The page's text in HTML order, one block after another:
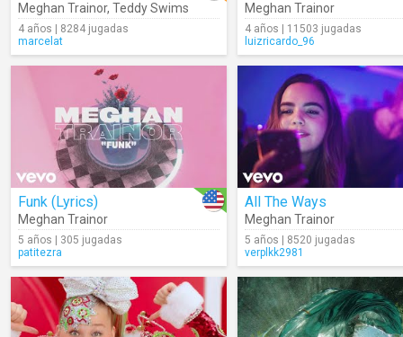
Meghan Trainor, Teddy Swims
4 años | 8284 jugadas
marcelat
Meghan Trainor
4 años | 11503 jugadas
luizricardo_96
Funk (Lyrics)
Meghan Trainor
5 años | 305 jugadas
patitezra
All The Ways
Meghan Trainor
5 años | 8520 jugadas
verplkk2981